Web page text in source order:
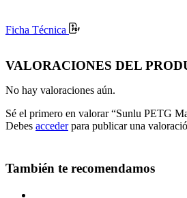
Ficha Técnica
VALORACIONES DEL
No hay valoraciones aún.
Sé el primero en valorar “Sunlu PETG
Debes accederpara publicar una
También te recomendamos